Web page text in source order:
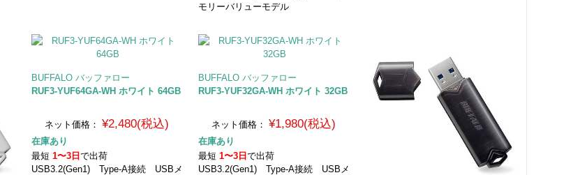
モリーバリューモデル
BUFFALO バッファロー
RUF3-YUF64GA-WH ホワイト 64GB
ネット価格： ¥2,480(税込)
在庫あり
最短1〜3日で出荷
USB3.2(Gen1) Type-A接続 USBメ
BUFFALO バッファロー
RUF3-YUF32GA-WH ホワイト 32GB
ネット価格： ¥1,980(税込)
在庫あり
最短1〜3日で出荷
USB3.2(Gen1) Type-A接続 USBメ